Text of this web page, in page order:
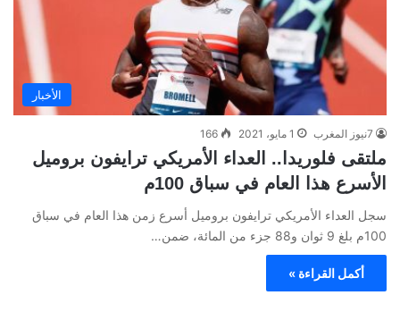
الأخبار
7نيوز المغرب 1 مايو، 2021 166
ملتقى فلوريدا.. العداء الأمريكي ترايفون بروميل
الأسرع هذا العام في سباق 100م
سجل العداء الأمريكي ترايفون بروميل أسرع زمن هذا العام في سباق
100م بلغ 9 ثوان و88 جزء من المائة، ضمن…
أكمل القراءة »